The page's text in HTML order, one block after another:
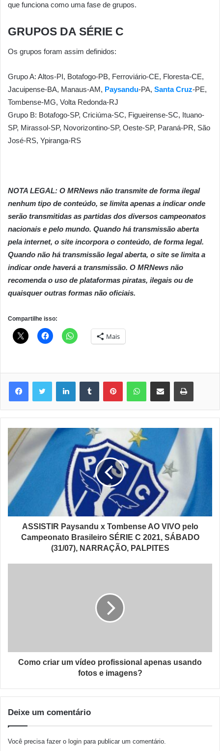
que funciona como uma fase de grupos.
GRUPOS DA SÉRIE C
Os grupos foram assim definidos:
Grupo A: Altos-PI, Botafogo-PB, Ferroviário-CE, Floresta-CE,
Jacuipense-BA, Manaus-AM, Paysandu-PA, Santa Cruz-PE,
Tombense-MG, Volta Redonda-RJ
Grupo B: Botafogo-SP, Criciúma-SC, Figueirense-SC, Ituano-
SP, Mirassol-SP, Novorizontino-SP, Oeste-SP, Paraná-PR, São
José-RS, Ypiranga-RS
NOTA LEGAL: O MRNews não transmite de forma ilegal
nenhum tipo de conteúdo, se limita apenas a indicar onde
serão transmitidas as partidas dos diversos campeonatos
nacionais e pelo mundo. Quando há transmissão aberta
pela internet, o site incorpora o conteúdo, de forma legal.
Quando não há transmissão legal aberta, o site se limita a
indicar onde haverá a transmissão. O MRNews não
recomenda o uso de plataformas piratas, ilegais ou de
quaisquer outras formas não oficiais.
Compartilhe isso:
Mais
LinkedinTumblr PinterestWhatsAppCompartilhar via e-mail Imprimir
ASSISTIR Paysandu x Tombense AO VIVO pelo
Campeonato Brasileiro SÉRIE C 2021, SÁBADO
(31/07), NARRAÇÃO, PALPITES
Como criar um vídeo profissional apenas usando
fotos e imagens?
Deixe um comentário
Você precisa fazer o login para publicar um comentário.